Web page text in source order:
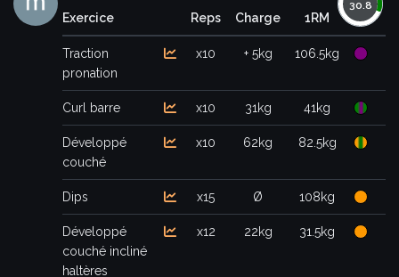
Exercice
Reps Charge 1RM
Traction
pronation
x10 + 5kg 106.5kg
Curl barre x10 31kg 41kg
Développé
couché
x10 62kg 82.5kg
Dips x15 Ø 108kg
Développé
couché incliné
haltères
x12 22kg 31.5kg